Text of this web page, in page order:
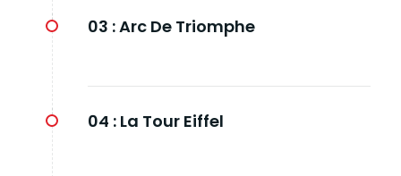
03 :Arc De Triomphe
04 : La Tour Eiffel